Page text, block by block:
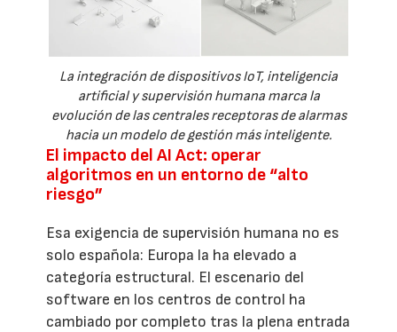
La integración de dispositivos IoT, inteligencia
artificial y supervisión humana marca la
evolución de las centrales receptoras de alarmas
hacia un modelo de gestión más inteligente.
El impacto del AI Act: operar
algoritmos en un entorno de “alto
riesgo”
Esa exigencia de supervisión humana no es
solo española: Europa la ha elevado a
categoría estructural. El escenario del
software en los centros de control ha
cambiado por completo tras la plena entrada